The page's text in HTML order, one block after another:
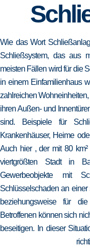
Wie das Wort
Schließsystem, das aus
meisten Fällen wird für die
in einem Einfamilienhaus
zahlreichen
ihren Außen- und
sind. Beispiele für
Krankenhäuser, Heime
Auch hier , der mit 80
viertgrößten Stadt in
Gewerbeobjekte mit
Schlüsselschaden an
beziehungsweise für
Betroffenen können sich
beseitigen. In dieser